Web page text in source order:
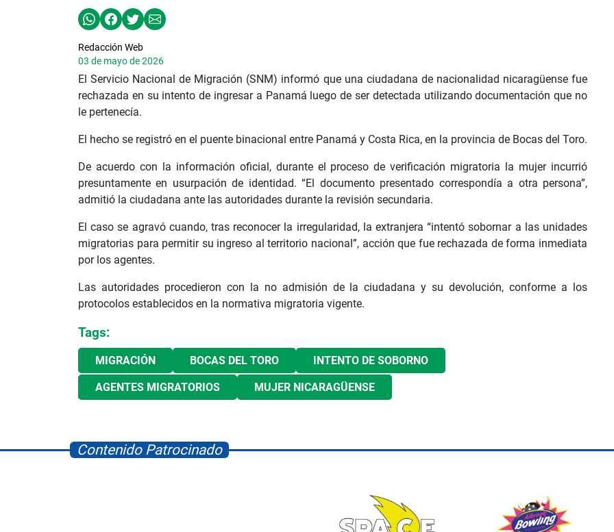
Redacción Web
03 de mayo de 2026
El Servicio Nacional de Migración (SNM) informó que una ciudadana de nacionalidad nicaragüense fue
rechazada en su intento de ingresar a Panamá luego de ser detectada utilizando documentación que no
le pertenecía.
El hecho se registró en el puente binacional entre Panamá y Costa Rica, en la provincia de Bocas del Toro.
De acuerdo con la información oficial, durante el proceso de verificación migratoria la mujer incurrió
presuntamente en usurpación de identidad. “El documento presentado correspondía a otra persona”,
admitió la ciudadana ante las autoridades durante la revisión secundaria.
El caso se agravó cuando, tras reconocer la irregularidad, la extranjera “intentó sobornar a las unidades
migratorias para permitir su ingreso al territorio nacional”, acción que fue rechazada de forma inmediata
por los agentes.
Las autoridades procedieron con la no admisión de la ciudadana y su devolución, conforme a los
protocolos establecidos en la normativa migratoria vigente.
Tags:
MIGRACIÓN BOCAS DEL TORO INTENTO DE SOBORNO
AGENTES MIGRATORIOS MUJER NICARAGÜENSE
Contenido Patrocinado